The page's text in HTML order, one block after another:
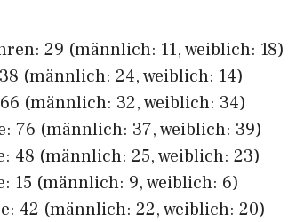
29 (männlich: 11, weiblich: 18)
(männlich: 24, weiblich: 14)
(männlich: 32, weiblich: 34)
76 (männlich: 37, weiblich: 39)
48 (männlich: 25, weiblich: 23)
15 (männlich: 9, weiblich: 6)
42 (männlich: 22, weiblich: 20)